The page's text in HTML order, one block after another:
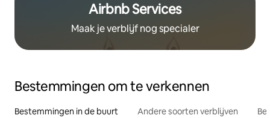
Airbnb Services
Maak je verblijf nog specialer
Bestemmingen om te verkennen
Bestemmingen in de buurt Andere soorten verblijven